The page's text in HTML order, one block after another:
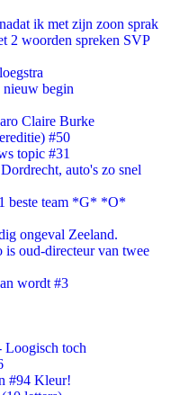
ik met zijn zoon sprak
2 woorden spreken SVP
nieuw begin
Claire Burke
#50
topic #31
auto's zo snel
beste team *G* *O*
ongeval Zeeland.
oud-directeur van twee
wordt #3
toch
#94 Kleur!